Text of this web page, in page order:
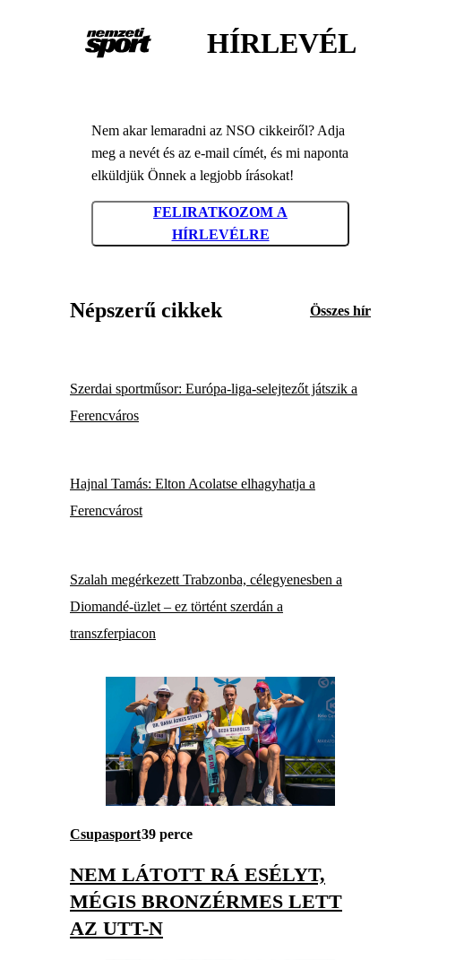
HÍRLEVÉL
Nem akar lemaradni az NSO cikkeiről? Adja
meg a nevét és az e-mail címét, és mi naponta
elküldjük Önnek a legjobb írásokat!
FELIRATKOZOM A
HÍRLEVÉLRE
Népszerű cikkek Összes hír
Szerdai sportműsor: Európa-liga-selejtezőt játszik a
Ferencváros
Hajnal Tamás: Elton Acolatse elhagyhatja a
Ferencvárost
Szalah megérkezett Trabzonba, célegyenesben a
Diomandé-üzlet – ez történt szerdán a
transzferpiacon
Csupasport39 perce
NEM LÁTOTT RÁ ESÉLYT,
MÉGIS BRONZÉRMES LETT
AZ UTT-N